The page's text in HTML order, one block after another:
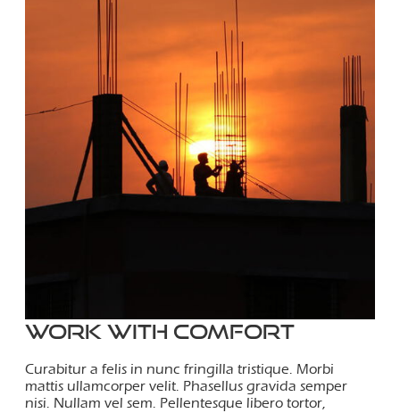
Work with comfort
Curabitur a felis in nunc fringilla tristique. Morbi
mattis ullamcorper velit. Phasellus gravida semper
nisi. Nullam vel sem. Pellentesque libero tortor,